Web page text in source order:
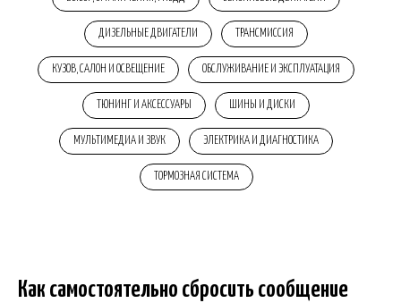
ДИЗЕЛЬНЫЕ ДВИГАТЕЛИ ТРАНСМИССИЯ
КУЗОВ, САЛОН И ОСВЕЩЕНИЕ ОБСЛУЖИВАНИЕ И ЭКСПЛУАТАЦИЯ
ТЮНИНГ И АКСЕССУАРЫ ШИНЫ И ДИСКИ
МУЛЬТИМЕДИА И ЗВУК ЭЛЕКТРИКА И ДИАГНОСТИКА
ТОРМОЗНАЯ СИСТЕМА
Как самостоятельно сбросить сообщение